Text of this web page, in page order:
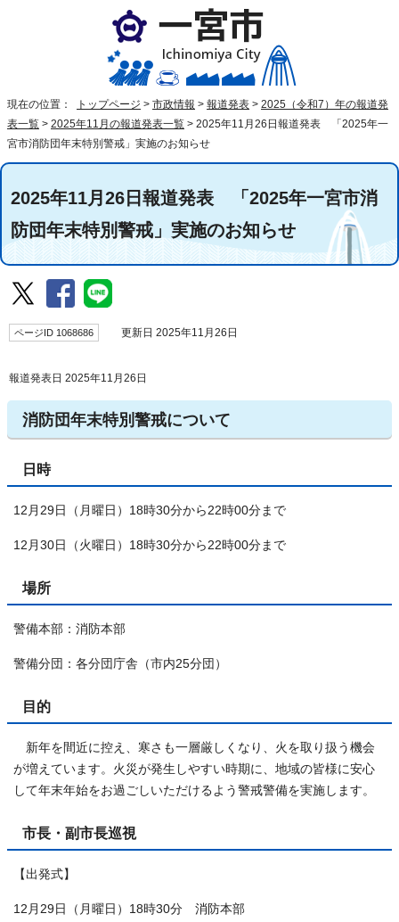
現在の位置： トップページ > 市政情報 > 報道発表 > 2025（令和7）年の報道発
表一覧 > 2025年11月の報道発表一覧 > 2025年11月26日報道発表 「2025年一
宮市消防団年末特別警戒」実施のお知らせ
2025年11月26日報道発表 「2025年一宮市消
防団年末特別警戒」実施のお知らせ
ページID 1068686 更新日 2025年11月26日
報道発表日 2025年11月26日
消防団年末特別警戒について
日時
12月29日（月曜日）18時30分から22時00分まで
12月30日（火曜日）18時30分から22時00分まで
場所
警備本部：消防本部
警備分団：各分団庁舎（市内25分団）
目的
新年を間近に控え、寒さも一層厳しくなり、火を取り扱う機会
が増えています。火災が発生しやすい時期に、地域の皆様に安心
して年末年始をお過ごしいただけるよう警戒警備を実施します。
市長・副市長巡視
【出発式】
12月29日（月曜日）18時30分 消防本部